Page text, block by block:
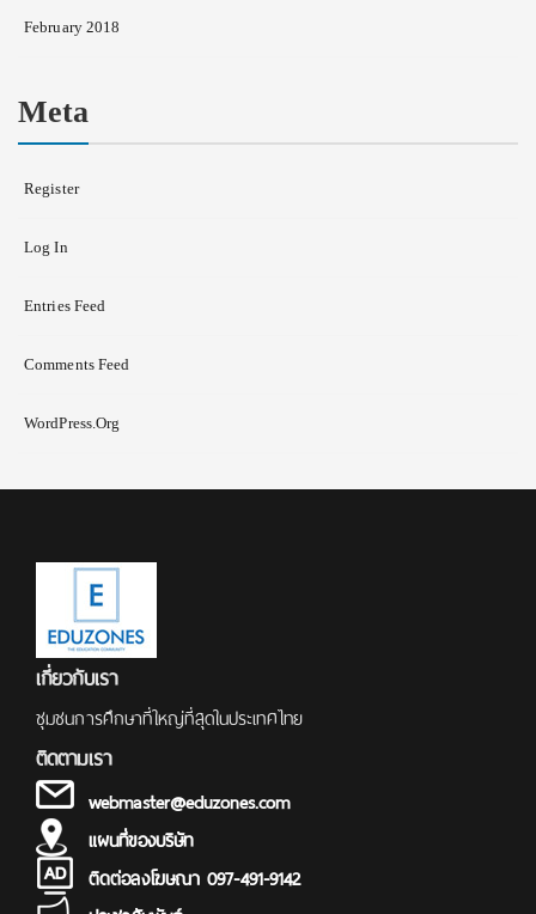
February 2018
Meta
Register
Log In
Entries Feed
Comments Feed
WordPress.org
เกี่ยวกับเรา
ชุมชนการศึกษาที่ใหญ่ที่สุดในประเทศไทย
ติดตามเรา
webmaster@eduzones.com
แผนที่ของบริษัท
ติดต่อลงโฆษณา 097-491-9142